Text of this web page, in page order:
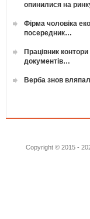
опинилися на
Фірма чоловіка
посередник…
Працівник
документів…
Верба знов
Copyright © 2015 -